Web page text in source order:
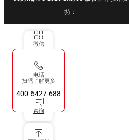
持：
微信
扫码了解更多
电话
400-6427-688
咨询